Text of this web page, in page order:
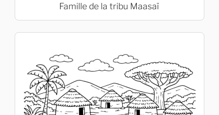
Famille de la tribu Maasaï